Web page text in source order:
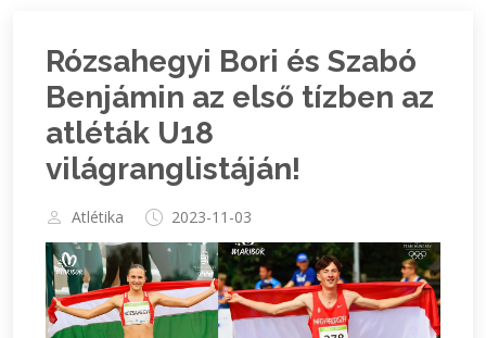
Rózsahegyi Bori és Szabó
Benjámin az első tízben az
atléták U18
világranglistáján!
Atlétika 2023-11-03